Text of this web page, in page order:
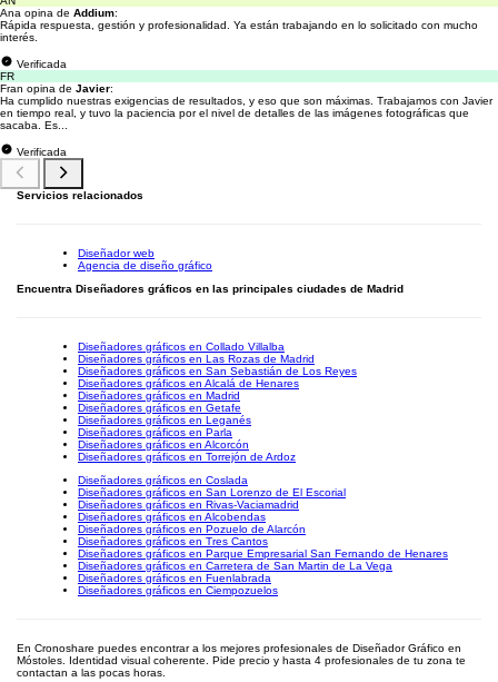
Ana opina de Addium:
Rápida respuesta, gestión y profesionalidad. Ya están trabajando en lo solicitado con mucho
interés.
Verificada
FR
Fran opina de Javier:
Ha cumplido nuestras exigencias de resultados, y eso que son máximas. Trabajamos con Javier
en tiempo real, y tuvo la paciencia por el nivel de detalles de las imágenes fotográficas que
sacaba. Es...
Verificada
Servicios relacionados
Diseñador web
Agencia de diseño gráfico
Encuentra Diseñadores gráficos en las principales ciudades de Madrid
Diseñadores gráficos en Collado Villalba
Diseñadores gráficos en Las Rozas de Madrid
Diseñadores gráficos en San Sebastián de Los Reyes
Diseñadores gráficos en Alcalá de Henares
Diseñadores gráficos en Madrid
Diseñadores gráficos en Getafe
Diseñadores gráficos en Leganés
Diseñadores gráficos en Parla
Diseñadores gráficos en Alcorcón
Diseñadores gráficos en Torrejón de Ardoz
Diseñadores gráficos en Coslada
Diseñadores gráficos en San Lorenzo de El Escorial
Diseñadores gráficos en Rivas-Vaciamadrid
Diseñadores gráficos en Alcobendas
Diseñadores gráficos en Pozuelo de Alarcón
Diseñadores gráficos en Tres Cantos
Diseñadores gráficos en Parque Empresarial San Fernando de Henares
Diseñadores gráficos en Carretera de San Martin de La Vega
Diseñadores gráficos en Fuenlabrada
Diseñadores gráficos en Ciempozuelos
En Cronoshare puedes encontrar a los mejores profesionales de Diseñador Gráfico en
Móstoles. Identidad visual coherente. Pide precio y hasta 4 profesionales de tu zona te
contactan a las pocas horas.